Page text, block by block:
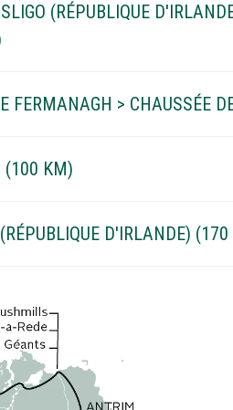
(RÉPUBLIQUE
FERMANAGH > CHAUSSÉE
(100 KM)
D'IRLANDE)